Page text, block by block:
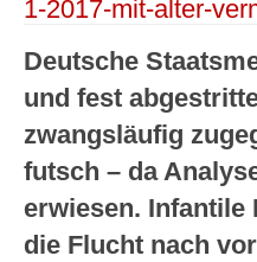
1-2017-mit-alter-
Deutsche
und fest
zwangsläufig
futsch – da
erwiesen. Infantile
die Flucht nach